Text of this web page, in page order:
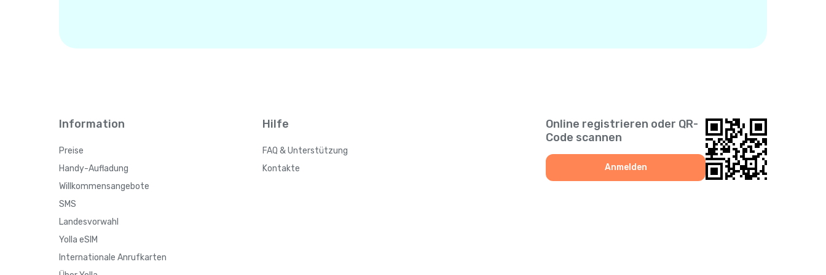
Information
Preise
Handy-Aufladung
Willkommensangebote
SMS
Landesvorwahl
Yolla eSIM
Internationale Anrufkarten
Hilfe
FAQ & Unterstützung
Kontakte
Online registrieren oder QR-
Code scannen
Anmelden